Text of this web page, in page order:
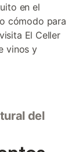
en el
cómodo para
El Celler
vinos y
del